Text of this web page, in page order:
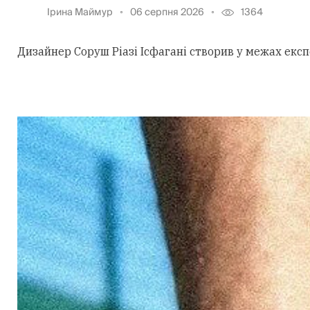
Ірина Маймур 06 серпня 2026 1364
Дизайнер Соруш Ріазі Ісфагані створив у межах